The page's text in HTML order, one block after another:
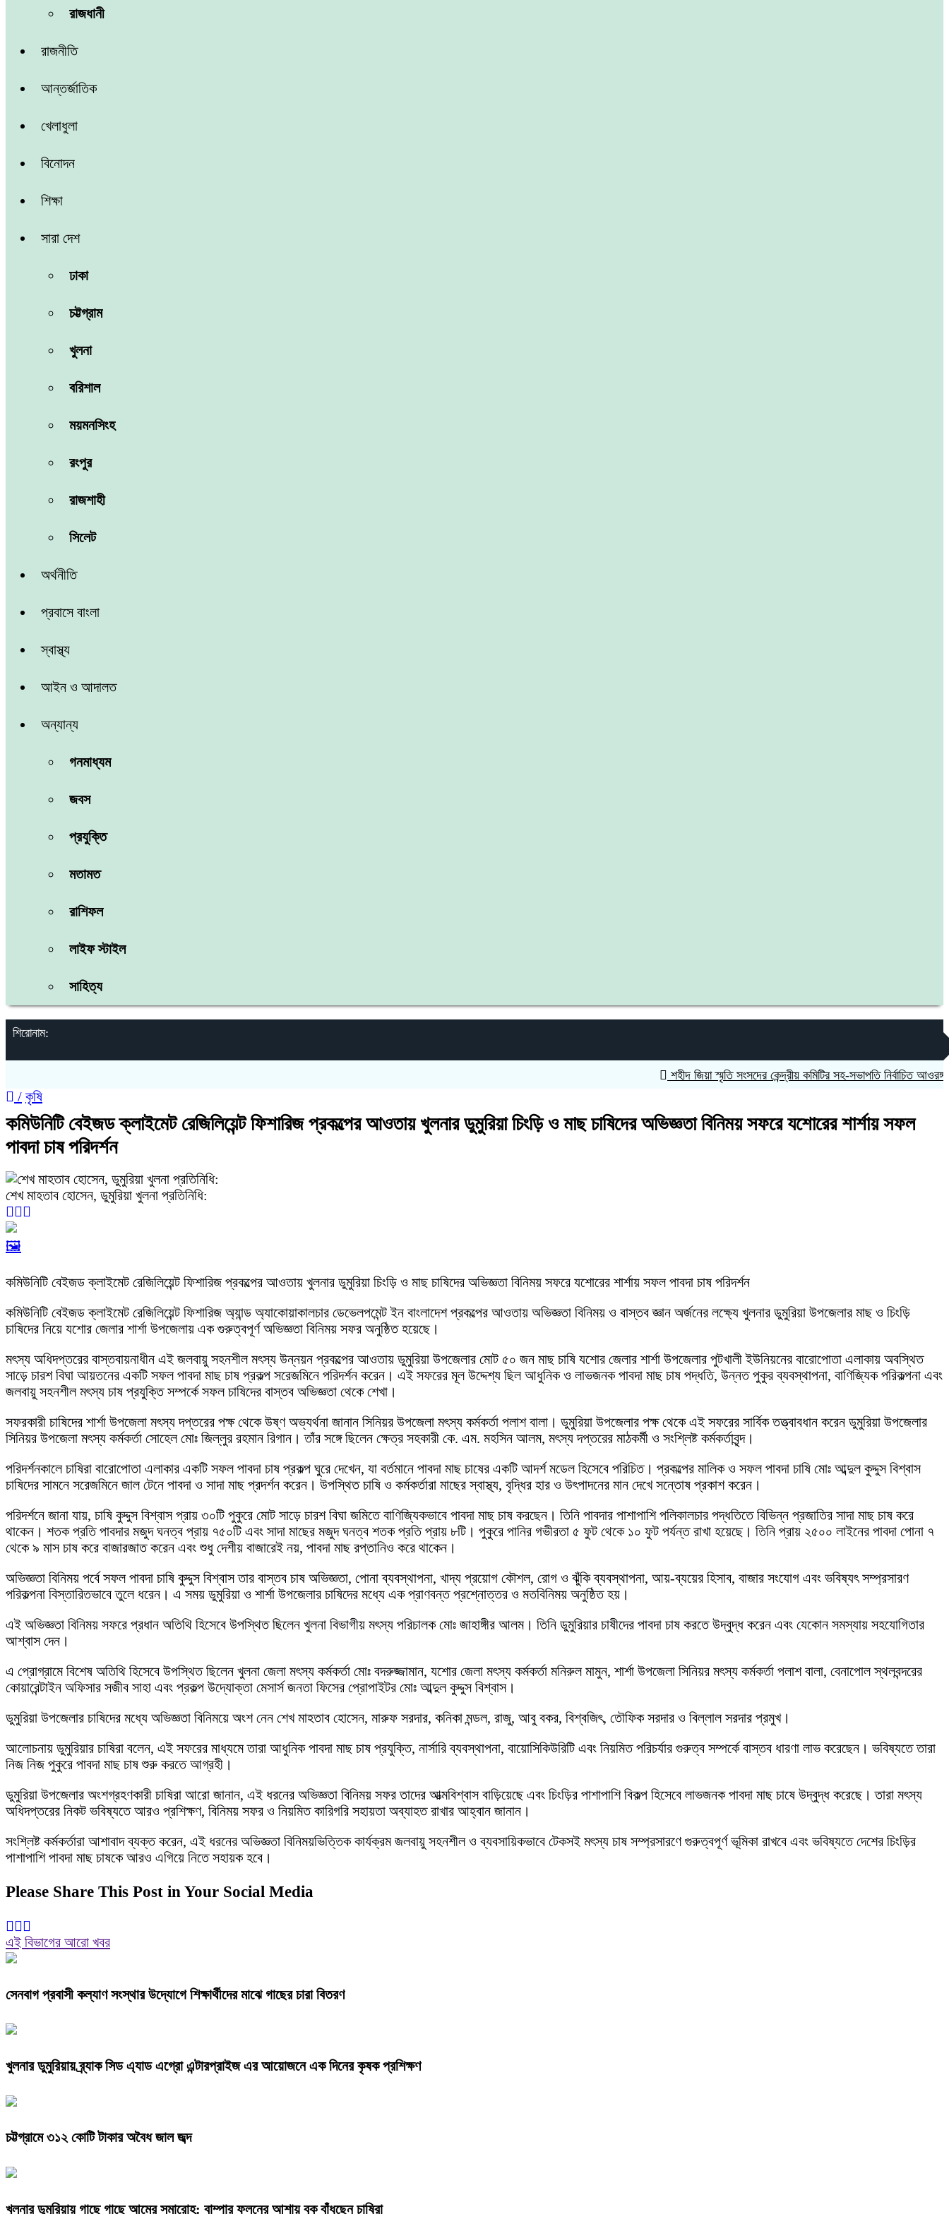
রাজধানী
রাজনীতি
আন্তর্জাতিক
খেলাধুলা
বিনোদন
শিক্ষা
সারা দেশ
ঢাকা
চট্টগ্রাম
খুলনা
বরিশাল
ময়মনসিংহ
রংপুর
রাজশাহী
সিলেট
অর্থনীতি
প্রবাসে বাংলা
স্বাস্থ্য
আইন ও আদালত
অন্যান্য
গনমাধ্যম
জবস
প্রযুক্তি
মতামত
রাশিফল
লাইফ স্টাইল
সাহিত্য
শিরোনাম:
শহীদ জিয়া স্মৃতি সংসদের কেন্দ্রীয় কমিটির সহ-সভাপতি নির্বাচিত আওরঙ্গজেব
/ কৃষি
কমিউনিটি বেইজড ক্লাইমেট রেজিলিয়েন্ট ফিশারিজ প্রকল্পের আওতায় খুলনার ডুমুরিয়া চিংড়ি ও মাছ চাষিদের অভিজ্ঞতা বিনিময় সফরে যশোরের শার্শায় সফল
পাবদা চাষ পরিদর্শন
শেখ মাহতাব হোসেন, ডুমুরিয়া খুলনা প্রতিনিধি:
🖼️
কমিউনিটি বেইজড ক্লাইমেট রেজিলিয়েন্ট ফিশারিজ প্রকল্পের আওতায় খুলনার ডুমুরিয়া চিংড়ি ও মাছ চাষিদের অভিজ্ঞতা বিনিময় সফরে যশোরের শার্শায় সফল পাবদা চাষ পরিদর্শন
কমিউনিটি বেইজড ক্লাইমেট রেজিলিয়েন্ট ফিশারিজ অ্যান্ড অ্যাকোয়াকালচার ডেভেলপমেন্ট ইন বাংলাদেশ প্রকল্পের আওতায় অভিজ্ঞতা বিনিময় ও বাস্তব জ্ঞান অর্জনের লক্ষ্যে খুলনার ডুমুরিয়া উপজেলার মাছ ও চিংড়ি
চাষিদের নিয়ে যশোর জেলার শার্শা উপজেলায় এক গুরুত্বপূর্ণ অভিজ্ঞতা বিনিময় সফর অনুষ্ঠিত হয়েছে।
মৎস্য অধিদপ্তরের বাস্তবায়নাধীন এই জলবায়ু সহনশীল মৎস্য উন্নয়ন প্রকল্পের আওতায় ডুমুরিয়া উপজেলার মোট ৫০ জন মাছ চাষি যশোর জেলার শার্শা উপজেলার পুটখালী ইউনিয়নের বারোপোতা এলাকায় অবস্থিত
সাড়ে চারশ বিঘা আয়তনের একটি সফল পাবদা মাছ চাষ প্রকল্প সরেজমিনে পরিদর্শন করেন। এই সফরের মূল উদ্দেশ্য ছিল আধুনিক ও লাভজনক পাবদা মাছ চাষ পদ্ধতি, উন্নত পুকুর ব্যবস্থাপনা, বাণিজ্যিক পরিকল্পনা এবং
জলবায়ু সহনশীল মৎস্য চাষ প্রযুক্তি সম্পর্কে সফল চাষিদের বাস্তব অভিজ্ঞতা থেকে শেখা।
সফরকারী চাষিদের শার্শা উপজেলা মৎস্য দপ্তরের পক্ষ থেকে উষ্ণ অভ্যর্থনা জানান সিনিয়র উপজেলা মৎস্য কর্মকর্তা পলাশ বালা। ডুমুরিয়া উপজেলার পক্ষ থেকে এই সফরের সার্বিক তত্ত্বাবধান করেন ডুমুরিয়া উপজেলার
সিনিয়র উপজেলা মৎস্য কর্মকর্তা সোহেল মোঃ জিল্লুর রহমান রিগান। তাঁর সঙ্গে ছিলেন ক্ষেত্র সহকারী কে. এম. মহসিন আলম, মৎস্য দপ্তরের মাঠকর্মী ও সংশ্লিষ্ট কর্মকর্তাবৃন্দ।
পরিদর্শনকালে চাষিরা বারোপোতা এলাকার একটি সফল পাবদা চাষ প্রকল্প ঘুরে দেখেন, যা বর্তমানে পাবদা মাছ চাষের একটি আদর্শ মডেল হিসেবে পরিচিত। প্রকল্পের মালিক ও সফল পাবদা চাষি মোঃ আব্দুল কুদ্দুস বিশ্বাস
চাষিদের সামনে সরেজমিনে জাল টেনে পাবদা ও সাদা মাছ প্রদর্শন করেন। উপস্থিত চাষি ও কর্মকর্তারা মাছের স্বাস্থ্য, বৃদ্ধির হার ও উৎপাদনের মান দেখে সন্তোষ প্রকাশ করেন।
পরিদর্শনে জানা যায়, চাষি কুদ্দুস বিশ্বাস প্রায় ৩০টি পুকুরে মোট সাড়ে চারশ বিঘা জমিতে বাণিজ্যিকভাবে পাবদা মাছ চাষ করছেন। তিনি পাবদার পাশাপাশি পলিকালচার পদ্ধতিতে বিভিন্ন প্রজাতির সাদা মাছ চাষ করে
থাকেন। শতক প্রতি পাবদার মজুদ ঘনত্ব প্রায় ৭৫০টি এবং সাদা মাছের মজুদ ঘনত্ব শতক প্রতি প্রায় ৮টি। পুকুরে পানির গভীরতা ৫ ফুট থেকে ১০ ফুট পর্যন্ত রাখা হয়েছে। তিনি প্রায় ২৫০০ লাইনের পাবদা পোনা ৭
থেকে ৯ মাস চাষ করে বাজারজাত করেন এবং শুধু দেশীয় বাজারেই নয়, পাবদা মাছ রপ্তানিও করে থাকেন।
অভিজ্ঞতা বিনিময় পর্বে সফল পাবদা চাষি কুদ্দুস বিশ্বাস তার বাস্তব চাষ অভিজ্ঞতা, পোনা ব্যবস্থাপনা, খাদ্য প্রয়োগ কৌশল, রোগ ও ঝুঁকি ব্যবস্থাপনা, আয়-ব্যয়ের হিসাব, বাজার সংযোগ এবং ভবিষ্যৎ সম্প্রসারণ
পরিকল্পনা বিস্তারিতভাবে তুলে ধরেন। এ সময় ডুমুরিয়া ও শার্শা উপজেলার চাষিদের মধ্যে এক প্রাণবন্ত প্রশ্নোত্তর ও মতবিনিময় অনুষ্ঠিত হয়।
এই অভিজ্ঞতা বিনিময় সফরে প্রধান অতিথি হিসেবে উপস্থিত ছিলেন খুলনা বিভাগীয় মৎস্য পরিচালক মোঃ জাহাঙ্গীর আলম। তিনি ডুমুরিয়ার চাষীদের পাবদা চাষ করতে উদ্বুদ্ধ করেন এবং যেকোন সমস্যায় সহযোগিতার
আশ্বাস দেন।
এ প্রোগ্রামে বিশেষ অতিথি হিসেবে উপস্থিত ছিলেন খুলনা জেলা মৎস্য কর্মকর্তা মোঃ বদরুজ্জামান, যশোর জেলা মৎস্য কর্মকর্তা মনিরুল মামুন, শার্শা উপজেলা সিনিয়র মৎস্য কর্মকর্তা পলাশ বালা, বেনাপোল স্থলবন্দরের
কোয়ারেন্টাইন অফিসার সজীব সাহা এবং প্রকল্প উদ্যোক্তা মেসার্স জনতা ফিসের প্রোপাইটর মোঃ আব্দুল কুদ্দুস বিশ্বাস।
ডুমুরিয়া উপজেলার চাষিদের মধ্যে অভিজ্ঞতা বিনিময়ে অংশ নেন শেখ মাহতাব হোসেন, মারুফ সরদার, কনিকা মন্ডল, রাজু, আবু বকর, বিশ্বজিৎ, তৌফিক সরদার ও বিল্লাল সরদার প্রমুখ।
আলোচনায় ডুমুরিয়ার চাষিরা বলেন, এই সফরের মাধ্যমে তারা আধুনিক পাবদা মাছ চাষ প্রযুক্তি, নার্সারি ব্যবস্থাপনা, বায়োসিকিউরিটি এবং নিয়মিত পরিচর্যার গুরুত্ব সম্পর্কে বাস্তব ধারণা লাভ করেছেন। ভবিষ্যতে তারা
নিজ নিজ পুকুরে পাবদা মাছ চাষ শুরু করতে আগ্রহী।
ডুমুরিয়া উপজেলার অংশগ্রহণকারী চাষিরা আরো জানান, এই ধরনের অভিজ্ঞতা বিনিময় সফর তাদের আত্মবিশ্বাস বাড়িয়েছে এবং চিংড়ির পাশাপাশি বিকল্প হিসেবে লাভজনক পাবদা মাছ চাষে উদ্বুদ্ধ করেছে। তারা মৎস্য
অধিদপ্তরের নিকট ভবিষ্যতে আরও প্রশিক্ষণ, বিনিময় সফর ও নিয়মিত কারিগরি সহায়তা অব্যাহত রাখার আহ্বান জানান।
সংশ্লিষ্ট কর্মকর্তারা আশাবাদ ব্যক্ত করেন, এই ধরনের অভিজ্ঞতা বিনিময়ভিত্তিক কার্যক্রম জলবায়ু সহনশীল ও ব্যবসায়িকভাবে টেকসই মৎস্য চাষ সম্প্রসারণে গুরুত্বপূর্ণ ভূমিকা রাখবে এবং ভবিষ্যতে দেশের চিংড়ির
পাশাপাশি পাবদা মাছ চাষকে আরও এগিয়ে নিতে সহায়ক হবে।
Please Share This Post in Your Social Media
এই বিভাগের আরো খবর
সেনবাগ প্রবাসী কল্যাণ সংস্থার উদ্যোগে শিক্ষার্থীদের মাঝে গাছের চারা বিতরণ
খুলনার ডুমুরিয়ায় ব্র্যাক সিড এ্যাড এগ্রো এন্টারপ্রাইজ এর আয়োজনে এক দিনের কৃষক প্রশিক্ষণ
চট্টগ্রামে ৩১২ কোটি টাকার অবৈধ জাল জব্দ
খুলনার ডুমুরিয়ায় গাছে গাছে আমের সমারোহ: বাম্পার ফলনের আশায় বুক বাঁধছেন চাষিরা